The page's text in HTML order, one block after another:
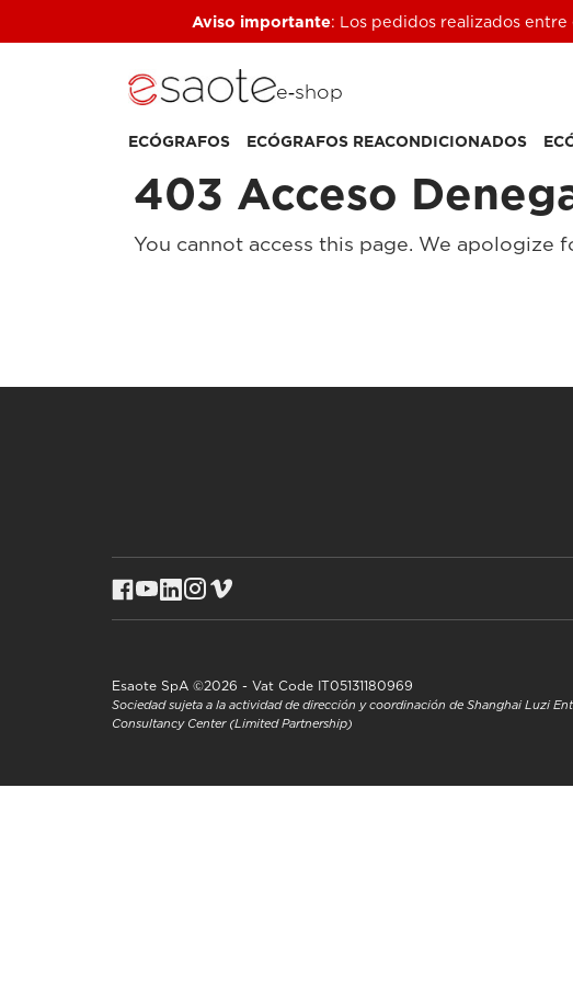
Aviso importante: Los pedidos realizados entre
e‑shop
ECÓGRAFOS ECÓGRAFOS REACONDICIONADOS
403 Acceso
You cannot access this page. We apologize
Esaote SpA ©2026 - Vat Code IT05131180969
Sociedad sujeta a la actividad de dirección y coordinación de Shanghai Luzi
Consultancy Center (Limited Partnership)